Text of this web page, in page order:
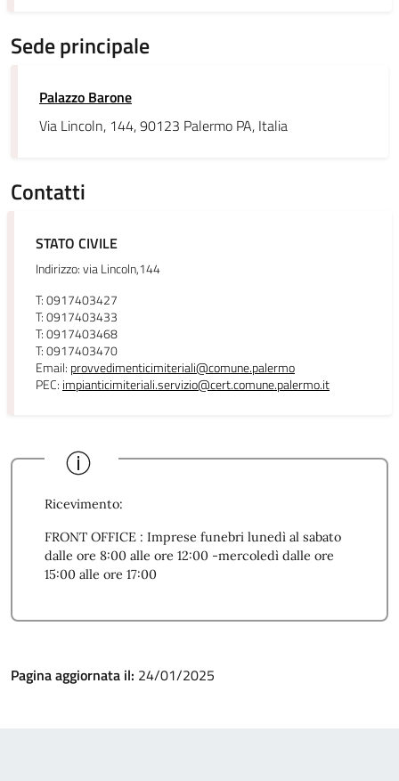
Sede principale
Palazzo Barone
Via Lincoln, 144, 90123 Palermo PA, Italia
Contatti
STATO CIVILE
Indirizzo: via Lincoln,144
T: 0917403427
T: 0917403433
T: 0917403468
T: 0917403470
Email: provvedimenticimiteriali@comune.palermo
PEC: impianticimiteriali.servizio@cert.comune.palermo.it
Ricevimento:
FRONT OFFICE : Imprese funebri lunedì al sabato
dalle ore 8:00 alle ore 12:00 -mercoledì dalle ore
15:00 alle ore 17:00
Pagina aggiornata il: 24/01/2025